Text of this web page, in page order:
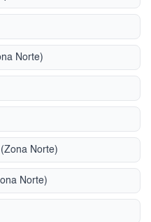
Norte)
Norte)
Norte)